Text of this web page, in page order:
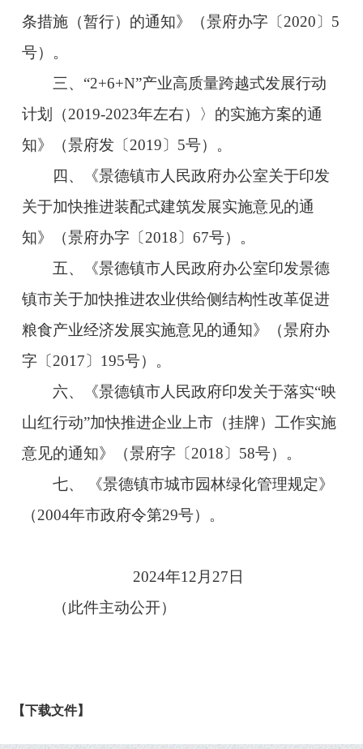
条措施（暂行）的通知》（景府办字〔2020〕5
号）。
三、 “2+6+N”产业高质量跨越式发展行动
计划（2019-2023年左右）〉 的实施方案的通
知》（景府发〔2019〕5号）。
四、《景德镇市人民政府办公室关于印发
关于加快推进装配式建筑发展实施意见的通
知》（景府办字〔2018〕67号）。
五、《景德镇市人民政府办公室印发景德
镇市关于加快推进农业供给侧结构性改革促进
粮食产业经济发展实施意见的通知》
（景府办
字〔2017〕195号）。
六、《景德镇市人民政府印发关于落实“映
山红行动”加快推进企业上市（挂牌）工作实施
意见的通知》（景府字〔2018〕58号）。
七、 《景德镇市城市园林绿化管理规定》
（2004年市政府令第29号）。
2024年12月27日
（此件主动公开）
【下载文件】